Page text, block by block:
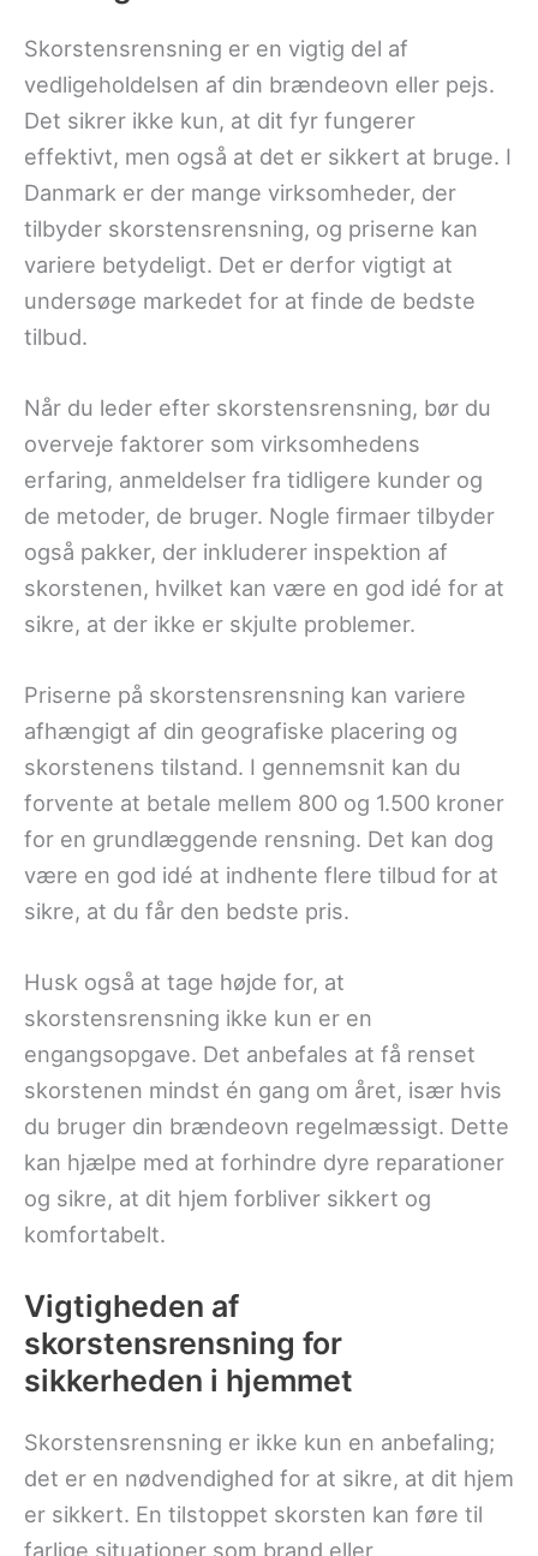
Skorstensrensning er en vigtig del af
vedligeholdelsen af din brændeovn eller pejs.
Det sikrer ikke kun, at dit fyr fungerer
effektivt, men også at det er sikkert at bruge. I
Danmark er der mange virksomheder, der
tilbyder skorstensrensning, og priserne kan
variere betydeligt. Det er derfor vigtigt at
undersøge markedet for at finde de bedste
tilbud.
Når du leder efter skorstensrensning, bør du
overveje faktorer som virksomhedens
erfaring, anmeldelser fra tidligere kunder og
de metoder, de bruger. Nogle firmaer tilbyder
også pakker, der inkluderer inspektion af
skorstenen, hvilket kan være en god idé for at
sikre, at der ikke er skjulte problemer.
Priserne på skorstensrensning kan variere
afhængigt af din geografiske placering og
skorstenens tilstand. I gennemsnit kan du
forvente at betale mellem 800 og 1.500 kroner
for en grundlæggende rensning. Det kan dog
være en god idé at indhente flere tilbud for at
sikre, at du får den bedste pris.
Husk også at tage højde for, at
skorstensrensning ikke kun er en
engangsopgave. Det anbefales at få renset
skorstenen mindst én gang om året, især hvis
du bruger din brændeovn regelmæssigt. Dette
kan hjælpe med at forhindre dyre reparationer
og sikre, at dit hjem forbliver sikkert og
komfortabelt.
Vigtigheden af
skorstensrensning for
sikkerheden i hjemmet
Skorstensrensning er ikke kun en anbefaling;
det er en nødvendighed for at sikre, at dit hjem
er sikkert. En tilstoppet skorsten kan føre til
farlige situationer som brand eller